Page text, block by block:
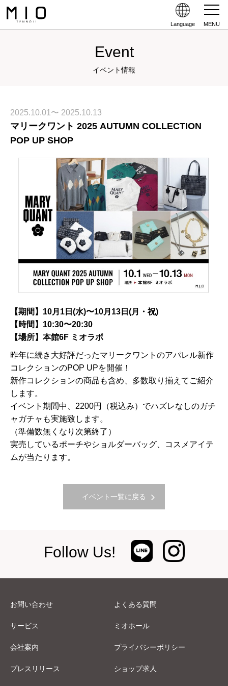
Language MENU
Event
イベント情報
2025.10.01〜 2025.10.13
マリークワント 2025 AUTUMN COLLECTION
POP UP SHOP
【期間】10月1日(水)〜10月13日(月・祝)
【時間】10:30〜20:30
【場所】本館6F ミオラボ
昨年に続き大好評だったマリークワントのアパレル新作
コレクションのPOP UPを開催！
新作コレクションの商品も含め、多数取り揃えてご紹介
します。
イベント期間中、2200円（税込み）でハズレなしのガチ
ャガチャも実施致します。
（準備数無くなり次第終了）
実売しているポーチやショルダーバッグ、コスメアイテ
ムが当たります。
イベント一覧に戻る
Follow Us!
お問い合わせ よくある質問
サービス ミオホール
会社案内 プライバシーポリシー
プレスリリース ショップ求人